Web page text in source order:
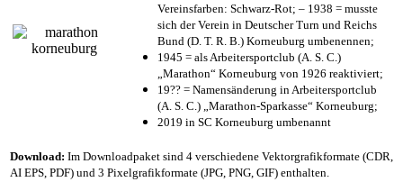
Vereinsfarben: Schwarz-Rot; – 1938 = musste
sich der Verein in Deutscher Turn und Reichs
Bund (D. T. R. B.) Korneuburg umbenennen;
1945 = als Arbeitersportclub (A. S. C.)
„Marathon“ Korneuburg von 1926 reaktiviert;
19?? = Namensänderung in Arbeitersportclub
(A. S. C.) „Marathon-Sparkasse“ Korneuburg;
2019 in SC Korneuburg umbenannt
Download: Im Downloadpaket sind 4 verschiedene Vektorgrafikformate (CDR,
AI EPS, PDF) und 3 Pixelgrafikformate (JPG, PNG, GIF) enthalten.